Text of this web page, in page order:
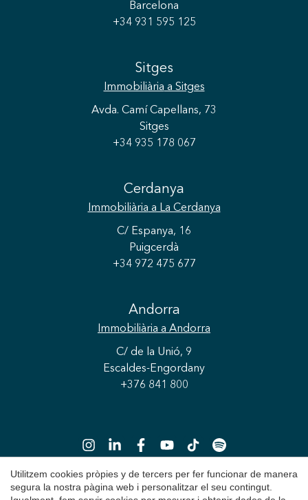
Barcelona
+34 931 595 125
Sitges
Immobiliària a Sitges
Avda. Camí Capellans, 73
Sitges
+34 935 178 067
Cerdanya
Immobiliària a La Cerdanya
C/ Espanya, 16
Puigcerdà
+34 972 475 677
Andorra
Immobiliària a Andorra
C/ de la Unió, 9
Escaldes-Engordany
+376 841 800
Utilitzem cookies pròpies y de tercers per fer funcionar de manera
segura la nostra pàgina web i personalitzar el seu contingut.
Guardar configuració Acceptar totes